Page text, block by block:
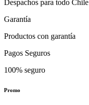
Despachos para todo Chile
Garantía
Productos con garantía
Pagos Seguros
100% seguro
Promo